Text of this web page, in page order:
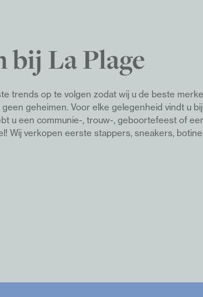
bij La Plage
trends op te volgen zodat wij u de beste
geheimen. Voor elke gelegenheid vindt u
u een communie-, trouw-, geboortefeest of
Wij verkopen eerste stappers, sneakers,